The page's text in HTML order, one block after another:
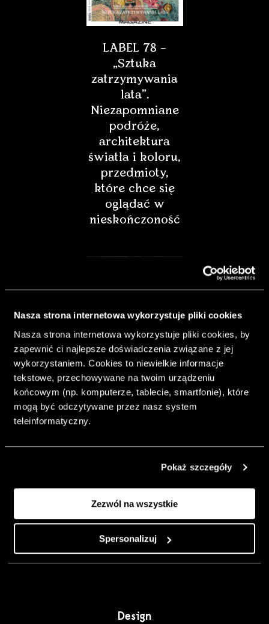
Nasza strona internetowa wykorzystuje pliki cookies
Nasza strona internetowa wykorzystuje pliki cookies, by
zapewnić ci najlepsze doświadczenia związane z jej
wykorzystaniem. Cookies to niewielkie informacje
tekstowe, przechowywane na twoim urządzeniu
końcowym (np. komputerze, tablecie, smartfonie), które
mogą być odczytywane przez nasz system
teleinformatyczny.
Pokaż szczegóły
Zezwól na wszystkie
Spersonalizuj
LABEL 78 –
„Sztuka
zatrzymywania
lata”.
Niezapomniane
podróże,
architektura
światła i koloru,
przedmioty,
które chce się
oglądać w
nieskończoność
& Living 40.
„Dom bardziej
Twój. Odważ się
urządzić go
rzemiosło jako
punkt wyjścia
do wnętrz
pełnych
charakteru”.
Design